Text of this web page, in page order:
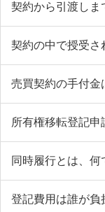
契約から引渡しま
契約の中で授受さ
売買契約の手付金
所有権移転登記申
同時履行とは、何
登記費用は誰が負